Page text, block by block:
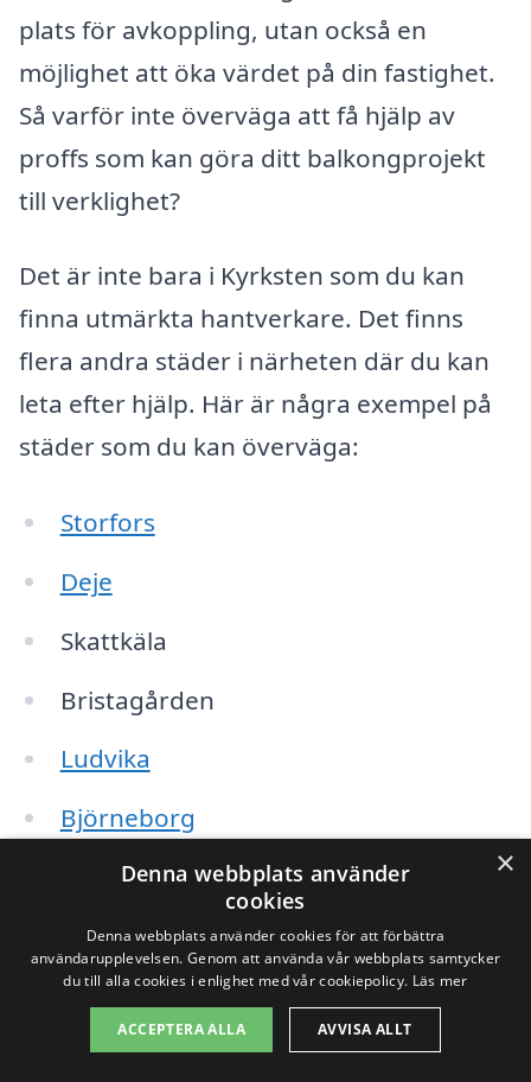
plats för avkoppling, utan också en
möjlighet att öka värdet på din fastighet.
Så varför inte överväga att få hjälp av
proffs som kan göra ditt balkongprojekt
till verklighet?
Det är inte bara i Kyrksten som du kan
finna utmärkta hantverkare. Det finns
flera andra städer i närheten där du kan
leta efter hjälp. Här är några exempel på
städer som du kan överväga:
Storfors
Deje
Skattkäla
Bristagården
Ludvika
Björneborg
Karlskoga
Forshaga
Hagfors
×
Denna webbplats använder
cookies
Denna webbplats använder cookies för att förbättra
användarupplevelsen. Genom att använda vår webbplats samtycker
du till alla cookies i enlighet med vår cookiepolicy. Läs mer
ACCEPTERA ALLA AVVISA ALLT